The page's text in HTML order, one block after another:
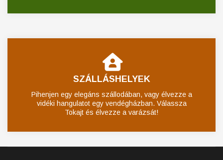
SZÁLLÁSHELYEK
Pihenjen egy elegáns szállodában, vagy élvezze a
vidéki hangulatot egy vendégházban. Válassza
Tokajt és élvezze a varázsát!